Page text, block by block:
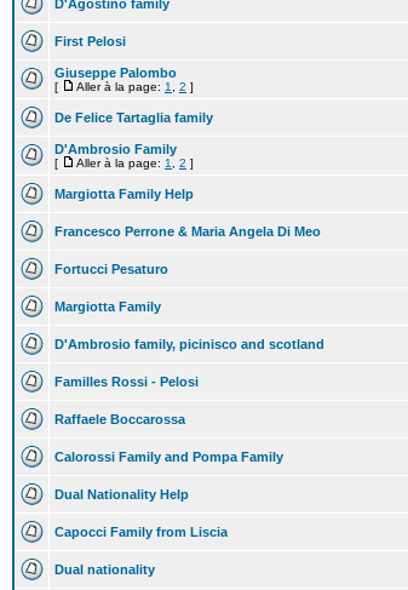
D'Agostino family
First Pelosi
Giuseppe Palombo
[ Aller à la page: 1 2 ]
De Felice Tartaglia family
D'Ambrosio Family
[ Aller à la page: 1 2 ]
Margiotta Family Help
Francesco Perrone & Maria Angela Di Meo
Fortucci Pesaturo
Margiotta Family
D'Ambrosio family, picinisco and scotland
Familles Rossi - Pelosi
Raffaele Boccarossa
Calorossi Family and Pompa Family
Dual Nationality Help
Capocci Family from Liscia
Dual nationality